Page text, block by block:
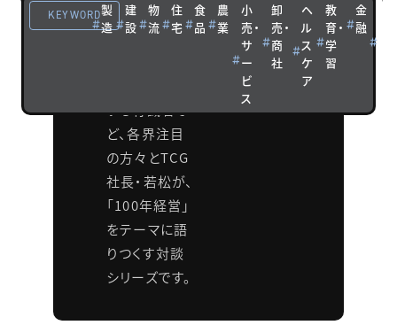
KEYWORD製
造
建
設
物
流
住
宅
食
品
農
業
小
売・
サ
ー
ビ
ス
卸
売・
商
社
ヘ
ル
ス
ケ
ア
教
育・
学
習
金
融
成長戦略を実
践している経
いる有識者な
ど、各界注目
の方々とTCG
社長・若松が、
「100年経営」
をテーマに語
りつくす対談
シリーズです。